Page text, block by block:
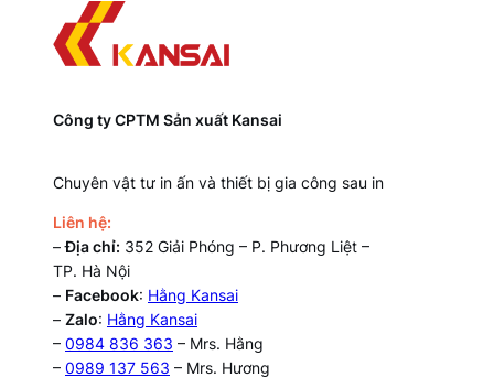
Công ty CPTM Sản xuất Kansai
Chuyên vật tư in ấn và thiết bị gia công sau in
Liên hệ:
–Địa chỉ: 352 Giải Phóng – P. Phương Liệt –
TP. Hà Nội
– Facebook: Hằng Kansai
– Zalo: Hằng Kansai
– 0984 836 363 – Mrs. Hằng
– 0989 137 563 – Mrs. Hương